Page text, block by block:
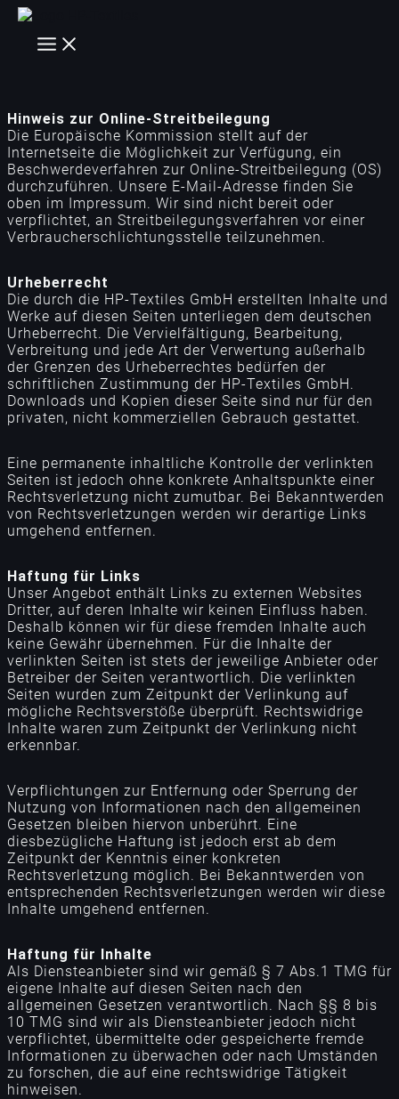
Zum
springen
Main
Menu
Haftung für Inhalte
Als Diensteanbieter sind wir gemäß § 7 Abs.1 TMG für
eigene Inhalte auf diesen Seiten nach den
allgemeinen Gesetzen verantwortlich. Nach §§ 8 bis
10 TMG sind wir als Diensteanbieter jedoch nicht
verpflichtet, übermittelte oder gespeicherte fremde
Informationen zu überwachen oder nach Umständen
zu forschen, die auf eine rechtswidrige Tätigkeit
hinweisen.
Verpflichtungen zur Entfernung oder Sperrung der
Nutzung von Informationen nach den allgemeinen
Gesetzen bleiben hiervon unberührt. Eine
diesbezügliche Haftung ist jedoch erst ab dem
Zeitpunkt der Kenntnis einer konkreten
Rechtsverletzung möglich. Bei Bekanntwerden von
entsprechenden Rechtsverletzungen werden wir diese
Inhalte umgehend entfernen.
Haftung für Links
Unser Angebot enthält Links zu externen Websites
Dritter, auf deren Inhalte wir keinen Einfluss haben.
Deshalb können wir für diese fremden Inhalte auch
keine Gewähr übernehmen. Für die Inhalte der
verlinkten Seiten ist stets der jeweilige Anbieter oder
Betreiber der Seiten verantwortlich. Die verlinkten
Seiten wurden zum Zeitpunkt der Verlinkung auf
mögliche Rechtsverstöße überprüft. Rechtswidrige
Inhalte waren zum Zeitpunkt der Verlinkung nicht
erkennbar.
Eine permanente inhaltliche Kontrolle der verlinkten
Seiten ist jedoch ohne konkrete Anhaltspunkte einer
Rechtsverletzung nicht zumutbar. Bei Bekanntwerden
von Rechtsverletzungen werden wir derartige Links
umgehend entfernen.
Urheberrecht
Die durch die HP-Textiles GmbH erstellten Inhalte und
Werke auf diesen Seiten unterliegen dem deutschen
Urheberrecht. Die Vervielfältigung, Bearbeitung,
Verbreitung und jede Art der Verwertung außerhalb
der Grenzen des Urheberrechtes bedürfen der
schriftlichen Zustimmung der HP-Textiles GmbH.
Downloads und Kopien dieser Seite sind nur für den
privaten, nicht kommerziellen Gebrauch gestattet.
Hinweis zur Online-Streitbeilegung
Die Europäische Kommission stellt auf der
Internetseite die Möglichkeit zur Verfügung, ein
Beschwerdeverfahren zur Online-Streitbeilegung (OS)
durchzuführen. Unsere E-Mail-Adresse finden Sie
oben im Impressum. Wir sind nicht bereit oder
verpflichtet, an Streitbeilegungsverfahren vor einer
Verbraucherschlichtungsstelle teilzunehmen.